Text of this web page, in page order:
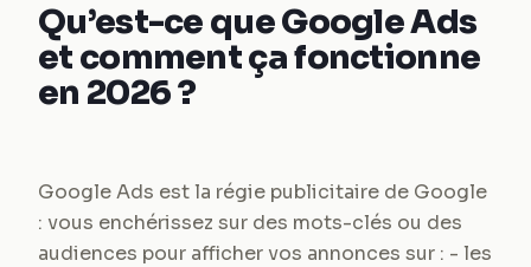
Qu’est-ce que Google Ads
et comment ça fonctionne
en 2026 ?
Google Ads est la régie publicitaire de Google
: vous enchérissez sur des mots-clés ou des
audiences pour afficher vos annonces sur : - les